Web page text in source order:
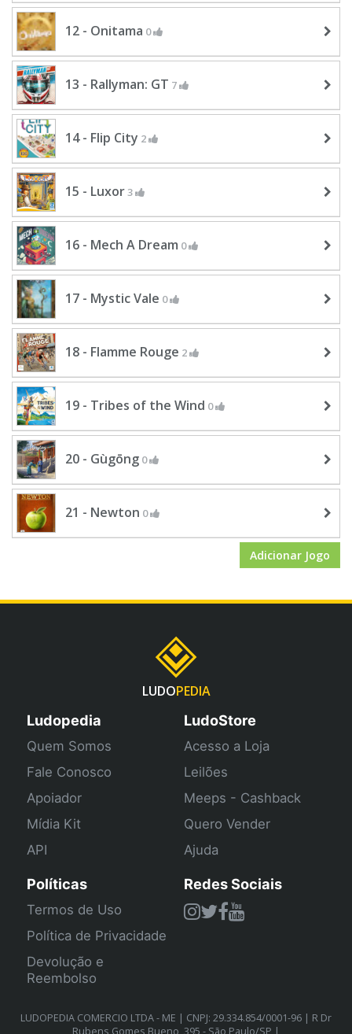
12 - Onitama 0
13 - Rallyman: GT 7
14 - Flip City 2
15 - Luxor3
16 - Mech A Dream 0
17 - Mystic Vale 0
18 - Flamme Rouge 2
19 - Tribes of the Wind 0
20 - Gùgōng 0
21 - Newton 0
Adicionar Jogo
LUDOPEDIA
Ludopedia
Quem Somos
Fale Conosco
Apoiador
Mídia Kit
API
LudoStore
Acesso a Loja
Leilões
Meeps - Cashback
Quero Vender
Ajuda
Políticas
Termos de Uso
Política de Privacidade
Devolução e
Reembolso
Redes Sociais
LUDOPEDIA COMERCIO LTDA - ME | CNPJ: 29.334.854/0001-96 | R Dr
Rubens Gomes Bueno, 395 - São Paulo/SP |